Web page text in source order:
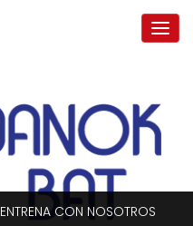
ENTRENA CON NOSOTROS